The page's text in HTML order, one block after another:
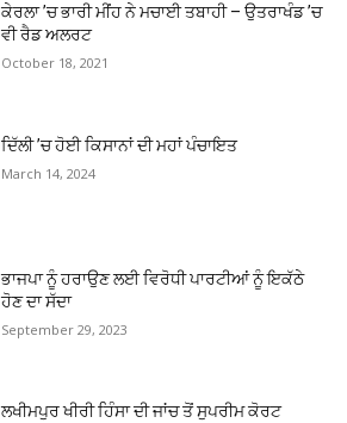
ਕੇਰਲਾ ’ਚ ਭਾਰੀ ਮੀਂਹ ਨੇ ਮਚਾਈ ਤਬਾਹੀ – ਉਤਰਾਖੰਡ ’ਚ
ਵੀ ਰੈਡ ਅਲਰਟ
October 18, 2021
ਦਿੱਲੀ ’ਚ ਹੋਈ ਕਿਸਾਨਾਂ ਦੀ ਮਹਾਂ ਪੰਚਾਇਤ
March 14, 2024
ਭਾਜਪਾ ਨੂੰ ਹਰਾਉਣ ਲਈ ਵਿਰੋਧੀ ਪਾਰਟੀਆਂ ਨੂੰ ਇਕੱਠੇ
ਹੋਣ ਦਾ ਸੱਦਾ
September 29, 2023
ਲਖੀਮਪੁਰ ਖੀਰੀ ਹਿੰਸਾ ਦੀ ਜਾਂਚ ਤੋਂ ਸੁਪਰੀਮ ਕੋਰਟ